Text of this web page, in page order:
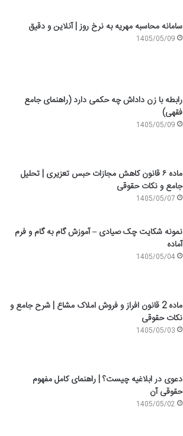
سامانه محاسبه مهریه به نرخ روز | آنلاین و دقیق
1405/05/09
رابطه با زن داداش چه حکمی دارد (راهنمای جامع
فقهی)
1405/05/09
ماده ۶ قانون کاهش مجازات حبس تعزیری | تحلیل
جامع و نکات حقوقی
1405/05/07
نمونه شکایت چک صیادی – آموزش گام به گام و فرم
آماده
1405/05/04
ماده 2 قانون افراز و فروش املاک مشاع | شرح جامع و
نکات حقوقی
1405/05/03
دعوی در ابلاغیه چیست؟ | راهنمای کامل مفهوم
حقوقی آن
1405/05/02